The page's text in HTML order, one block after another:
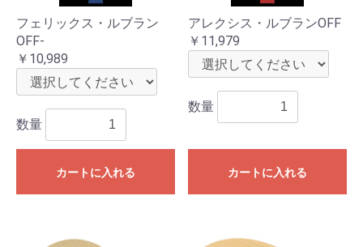
フェリックス・ルブラン
OFF-
￥10,989
数量
カートに入れる
アレクシス・ルブランOFF
￥11,979
数量
カートに入れる